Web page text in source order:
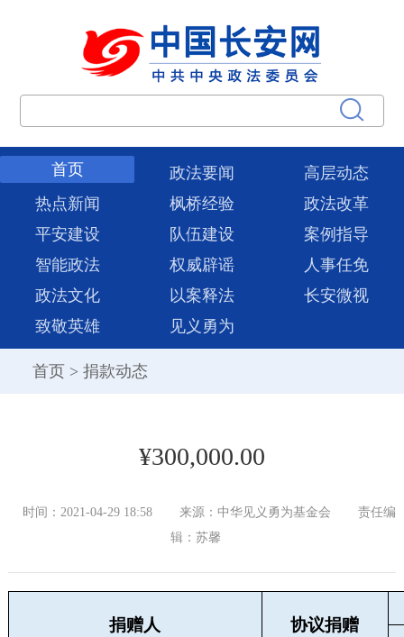
首页 政法要闻
高层动态
热点新闻
枫桥经验
政法改革
平安建设
队伍建设
案例指导
智能政法
权威辟谣
人事任免
政法文化
以案释法
长安微视
致敬英雄
见义勇为
首页 > 捐款动态
¥300,000.00
时间：2021-04-29 18:58 来源：中华见义勇为基金会
责任编
辑：苏馨
捐赠人 协议捐赠